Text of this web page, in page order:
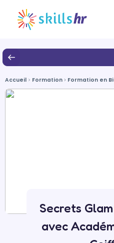
Accueil Formation Formation en
Secrets
avec